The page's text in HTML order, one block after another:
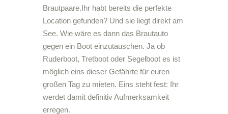
Brautpaare.Ihr habt bereits die perfekte
Location gefunden? Und sie liegt direkt am
See. Wie wäre es dann das Brautauto
gegen ein Boot einzutauschen. Ja ob
Ruderboot, Tretboot oder Segelboot es ist
möglich eins dieser Gefährte für euren
großen Tag zu mieten. Eins steht fest: Ihr
werdet damit definitiv Aufmerksamkeit
erregen.